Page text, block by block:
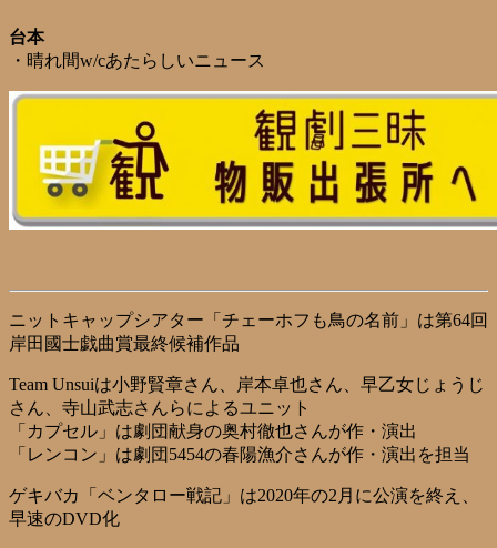
台本
・晴れ間w/cあたらしいニュース
ニットキャップシアター「チェーホフも鳥の名前」は第64回
岸田國士戯曲賞最終候補作品
Team Unsuiは小野賢章さん、岸本卓也さん、早乙女じょうじ
さん、寺山武志さんらによるユニット
「カプセル」は劇団献身の奥村徹也さんが作・演出
「レンコン」は劇団5454の春陽漁介さんが作・演出を担当
ゲキバカ「ベンタロー戦記」は2020年の2月に公演を終え、
早速のDVD化